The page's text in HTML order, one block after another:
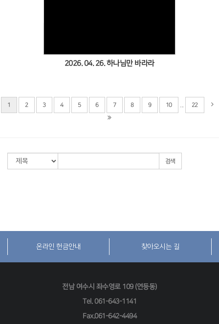
2026. 04. 26. 하나님만 바라라
1 2 3 4 5 6 7 8 9 10 22
검색
온라인 헌금안내 찾아오시는 길
전남 여수시 좌수영로 109 (연등동)
Tel. 061-643-1141
Fax.061-642-4494